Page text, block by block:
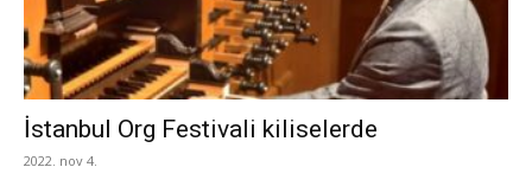
İstanbul Org Festivali kiliselerde
2022. nov 4.